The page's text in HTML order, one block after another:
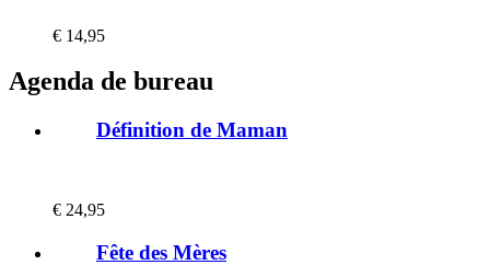
€ 14,95
Agenda de bureau
Définition de Maman
€ 24,95
Fête des Mères